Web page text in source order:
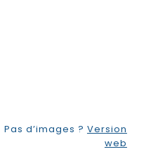
Pas d’images ? Version
web